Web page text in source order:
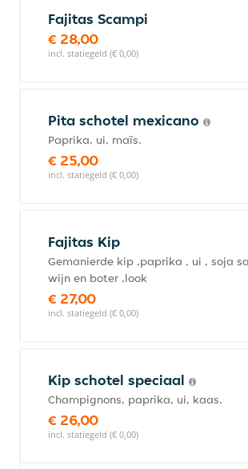
Fajitas Scampi
€ 28,00
incl. statiegeld (€ 0,00)
Pita schotel mexicano
Paprika, ui, maïs.
€ 25,00
incl. statiegeld (€ 0,00)
Fajitas Kip
Gemanierde kip ,paprika , ui , soja
wijn en boter ,look
€ 27,00
incl. statiegeld (€ 0,00)
Kip schotel speciaal
Champignons, paprika, ui, kaas.
€ 26,00
incl. statiegeld (€ 0,00)